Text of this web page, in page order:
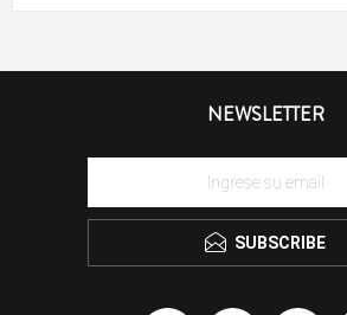
NEWSLETTER
SUBSCRIBE